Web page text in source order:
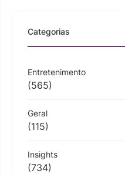
Categorias
Entretenimento
(565)
Geral
(115)
Insights
(734)